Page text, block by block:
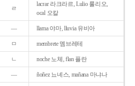
ㄹ
lacrar 라크라르, Lulio 룰리오,
ocal 오칼
― llama 야마, lluvia 유비아
ㅁ membrete 멤브레테
ㄴ noche 노체, flan 플란
― ñoñez 뇨녜스, mañana 마냐나